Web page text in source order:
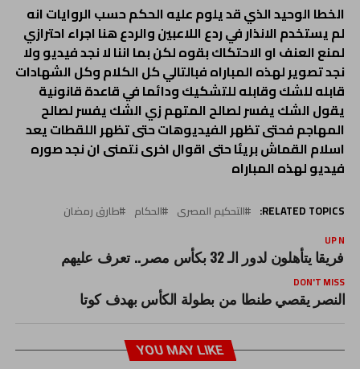
الخطا الوحيد الذي قد يلوم عليه الحكم حسب الروايات انه
لم يستخدم الانذار في ردع اللاعبين والردع هنا اجراء احترازي
لمنع العنف او الاحتكاك بقوه لكن بما اننا لا نجد فيديو ولا
نجد تصوير لهذه المباراه فبالتالي كل الكلام وكل الشهادات
قابله للشك وقابله للتشكيك ودائما في قاعدة قانونية
يقول الشك يفسر لصالح المتهم زي الشك يفسر لصالح
المهاجم فحتى تظهر الفيديوهات حتى تظهر اللقطات يعد
اسلام القماش بريئا حتى اقوال اخرى نتمنى ان نجد صوره
فيديو لهذه المباراه
RELATED TOPICS: التحكيم المصرى الحكام طارق رمضان
UP
DON'T MISS
النصر يقصي طنطا من بطولة الكأس بهدف كوتا
YOU MAY LIKE